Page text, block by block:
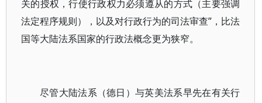
关的授权，行使行政权力必须遵从的方式（主要强调
法定程序规则），以及对行政行为的司法审查”，比法
国等大陆法系国家的行政法概念更为狭窄。
尽管大陆法系（德日）与英美法系早先在有关行